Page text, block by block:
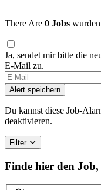
There Are 0 Jobs
Ja, sendet mir bitte die
E-Mail zu.
Alert speichern
Du kannst diese Job-
deaktivieren.
Filter
Finde hier den